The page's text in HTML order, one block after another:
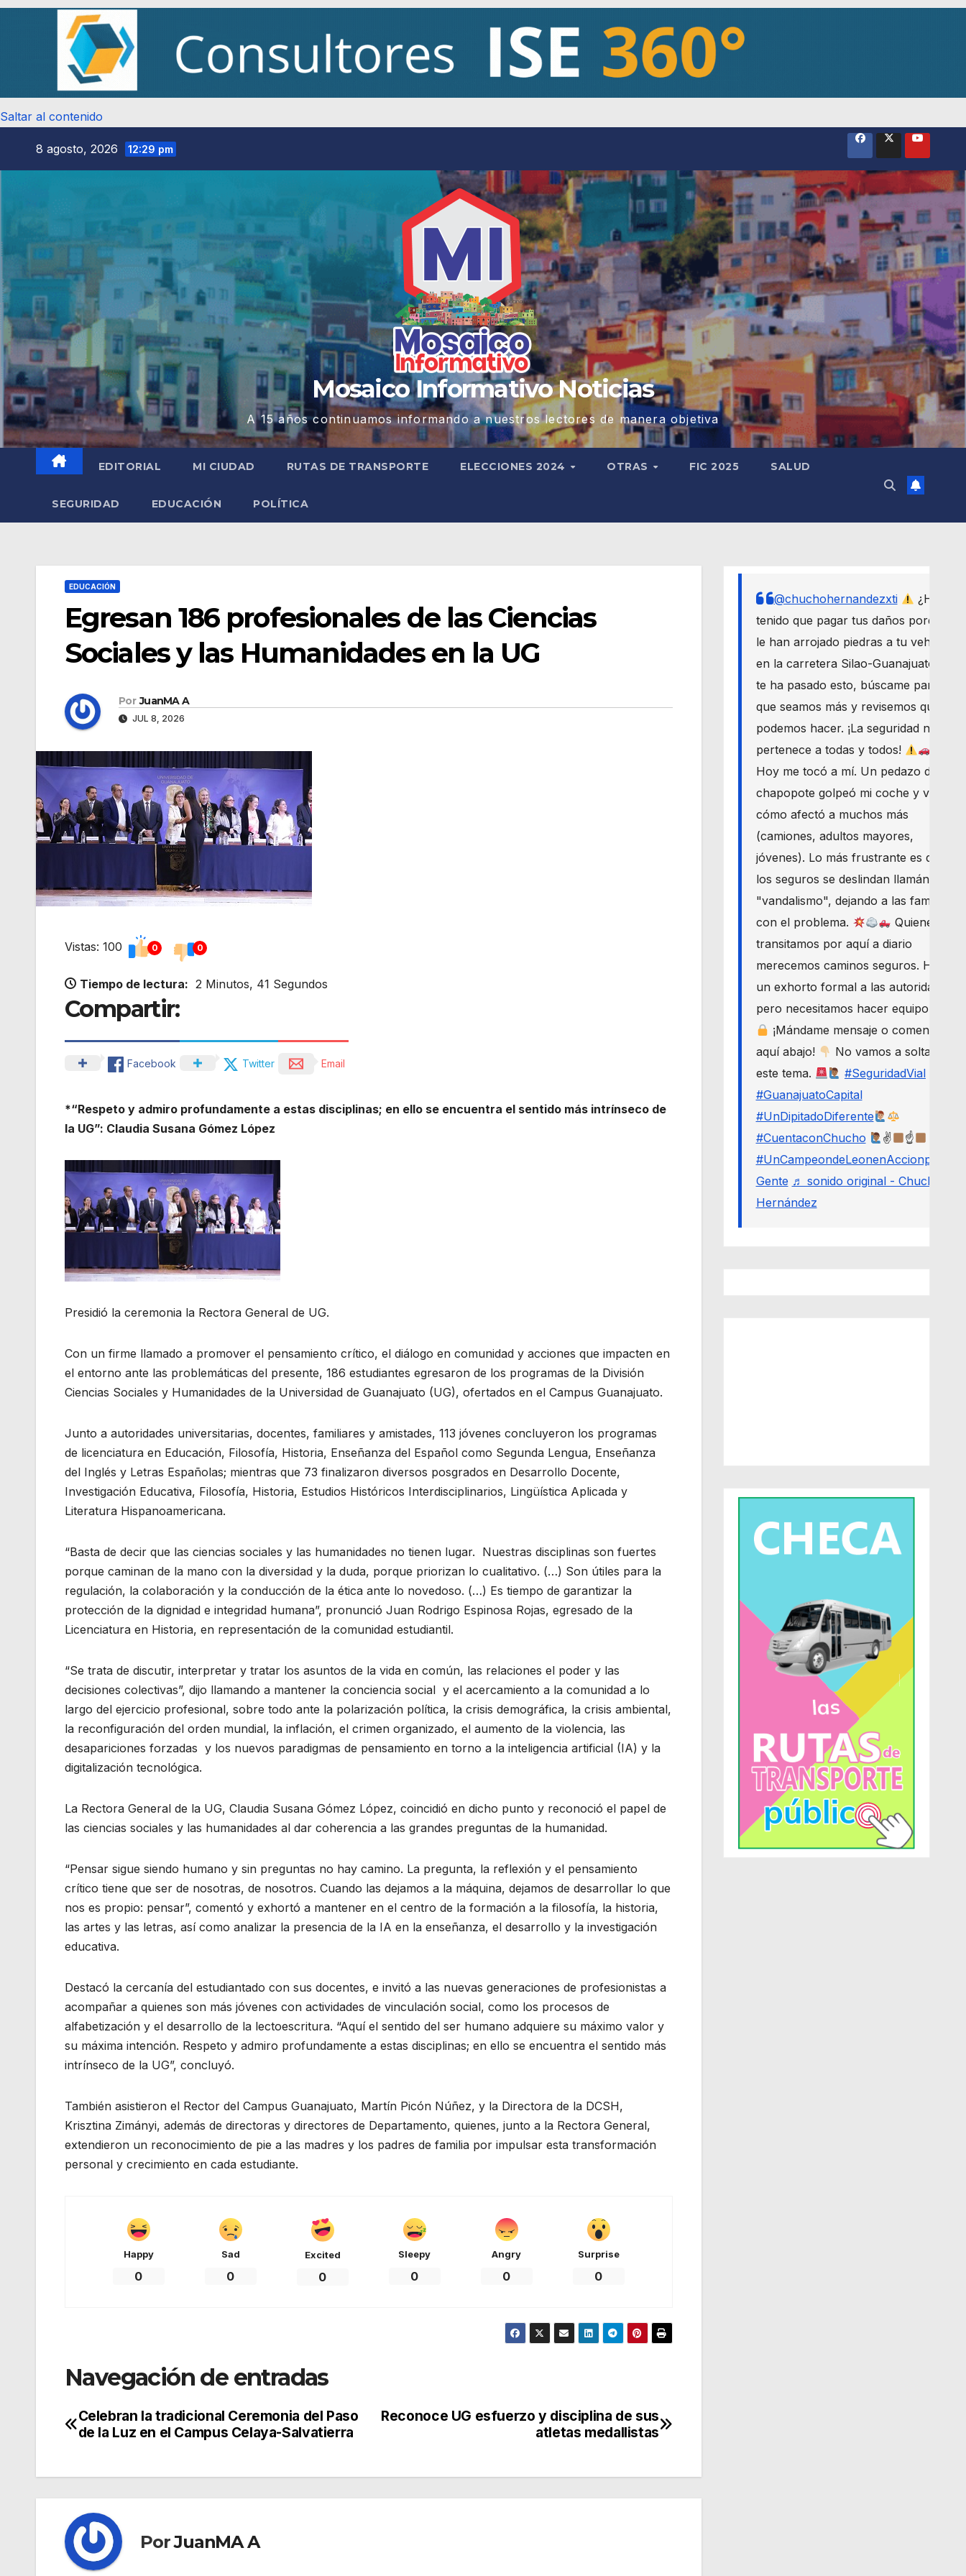
Saltar al contenido
8 agosto, 2026 12:29 pm
Mosaico Informativo Noticias
A 15 años continuamos informando a nuestros lectores de manera objetiva
EDITORIAL MI CIUDAD RUTAS DE TRANSPORTE ELECCIONES 2024 OTRAS FIC 2025 SALUD
SEGURIDAD EDUCACIÓN POLÍTICA
EDUCACIÓN
Egresan 186 profesionales de las Ciencias
Sociales y las Humanidades en la UG
Por JuanMA A
JUL 8, 2026
Vistas: 100 0 0
Tiempo de lectura: 2 Minutos, 41 Segundos
Compartir:
Facebook Twitter Email
*“Respeto y admiro profundamente a estas disciplinas; en ello se encuentra el sentido más intrínseco de
la UG”: Claudia Susana Gómez López
Presidió la ceremonia la Rectora General de UG.
Con un firme llamado a promover el pensamiento crítico, el diálogo en comunidad y acciones que impacten en
el entorno ante las problemáticas del presente, 186 estudiantes egresaron de los programas de la División
Ciencias Sociales y Humanidades de la Universidad de Guanajuato (UG), ofertados en el Campus Guanajuato.
Junto a autoridades universitarias, docentes, familiares y amistades, 113 jóvenes concluyeron los programas
de licenciatura en Educación, Filosofía, Historia, Enseñanza del Español como Segunda Lengua, Enseñanza
del Inglés y Letras Españolas; mientras que 73 finalizaron diversos posgrados en Desarrollo Docente,
Investigación Educativa, Filosofía, Historia, Estudios Históricos Interdisciplinarios, Lingüística Aplicada y
Literatura Hispanoamericana.
“Basta de decir que las ciencias sociales y las humanidades no tienen lugar. Nuestras disciplinas son fuertes
porque caminan de la mano con la diversidad y la duda, porque priorizan lo cualitativo. (…) Son útiles para la
regulación, la colaboración y la conducción de la ética ante lo novedoso. (…) Es tiempo de garantizar la
protección de la dignidad e integridad humana”, pronunció Juan Rodrigo Espinosa Rojas, egresado de la
Licenciatura en Historia, en representación de la comunidad estudiantil.
“Se trata de discutir, interpretar y tratar los asuntos de la vida en común, las relaciones el poder y las
decisiones colectivas”, dijo llamando a mantener la conciencia social y el acercamiento a la comunidad a lo
largo del ejercicio profesional, sobre todo ante la polarización política, la crisis demográfica, la crisis ambiental,
la reconfiguración del orden mundial, la inflación, el crimen organizado, el aumento de la violencia, las
desapariciones forzadas y los nuevos paradigmas de pensamiento en torno a la inteligencia artificial (IA) y la
digitalización tecnológica.
La Rectora General de la UG, Claudia Susana Gómez López, coincidió en dicho punto y reconoció el papel de
las ciencias sociales y las humanidades al dar coherencia a las grandes preguntas de la humanidad.
“Pensar sigue siendo humano y sin preguntas no hay camino. La pregunta, la reflexión y el pensamiento
crítico tiene que ser de nosotras, de nosotros. Cuando las dejamos a la máquina, dejamos de desarrollar lo que
nos es propio: pensar”, comentó y exhortó a mantener en el centro de la formación a la filosofía, la historia,
las artes y las letras, así como analizar la presencia de la IA en la enseñanza, el desarrollo y la investigación
educativa.
Destacó la cercanía del estudiantado con sus docentes, e invitó a las nuevas generaciones de profesionistas a
acompañar a quienes son más jóvenes con actividades de vinculación social, como los procesos de
alfabetización y el desarrollo de la lectoescritura. “Aquí el sentido del ser humano adquiere su máximo valor y
su máxima intención. Respeto y admiro profundamente a estas disciplinas; en ello se encuentra el sentido más
intrínseco de la UG”, concluyó.
También asistieron el Rector del Campus Guanajuato, Martín Picón Núñez, y la Directora de la DCSH,
Krisztina Zimányi, además de directoras y directores de Departamento, quienes, junto a la Rectora General,
extendieron un reconocimiento de pie a las madres y los padres de familia por impulsar esta transformación
personal y crecimiento en cada estudiante.
Happy
0
Sad
0
Excited
0
Sleepy
0
Angry
0
Surprise
0
Navegación de entradas
Reconoce UG esfuerzo y disciplina de sus
atletas medallistas
Celebran la tradicional Ceremonia del Paso
de la Luz en el Campus Celaya-Salvatierra
PorJuanMA A
@chuchohernandezxti
¿Has
tenido que pagar tus daños porque
le han arrojado piedras a tu vehículo
en la carretera Silao-Guanajuato? Si
te ha pasado esto, búscame para
que seamos más y revisemos qué
podemos hacer. ¡La seguridad nos
pertenece a todas y todos!
Hoy me tocó a mí. Un pedazo de
chapopote golpeó mi coche y vi
cómo afectó a muchos más
(camiones, adultos mayores,
jóvenes). Lo más frustrante es que
los seguros se deslindan llamándolo
"vandalismo", dejando a las familias
con el problema.
Quienes
transitamos por aquí a diario
merecemos caminos seguros. Haré
un exhorto formal a las autoridades,
pero necesitamos hacer equipo.
¡Mándame mensaje o comenta
aquí abajo!
No vamos a soltar
este tema.
#SeguridadVial
#GuanajuatoCapital
#UnDipitadoDiferente
#CuentaconChucho
✌
☝
#UnCampeondeLeonenAccionporLa
Gente ♬ sonido original - Chucho
Hernández